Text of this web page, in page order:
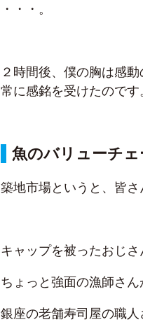
・・・。
２時間後、僕の胸は感
常に感銘を受けたのです
魚のバリューチ
築地市場というと、皆さ
キャップを被ったおじ
ちょっと強面の漁師さん
銀座の老舗寿司屋の職